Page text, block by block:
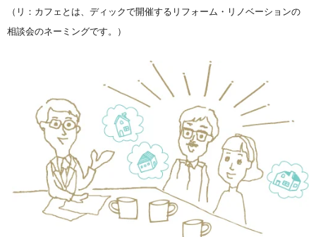
（リ：カフェとは、ディックで開催するリフォーム・リノベーションの
相談会のネーミングです。）